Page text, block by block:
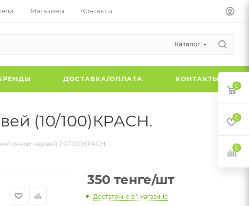
Магазины Контакты
Каталог
ДОСТАВКА/ОПЛАТА КОНТАКТЫ
(10/100)КРАСН.
червей (10/100)КРАСН.
350 тенге/шт
Достаточно в 1 магазине
0
0
0